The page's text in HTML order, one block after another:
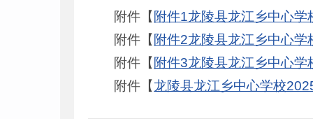
附件【 附件1龙陵县龙江乡中心
附件【 附件2龙陵县龙江乡中心学
附件【 附件3龙陵县龙江乡中心
附件【龙陵县龙江乡中心学校